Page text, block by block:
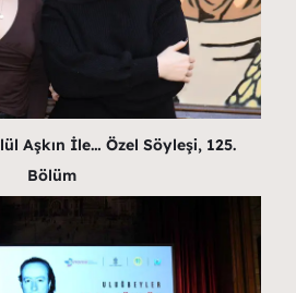
Aşkın İle… Özel Söyleşi, 125.
Bölüm